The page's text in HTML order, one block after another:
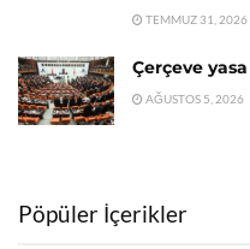
TEMMUZ 31, 2026
Çerçeve
AĞUSTOS 5, 2026
Pöpüler İçerikler